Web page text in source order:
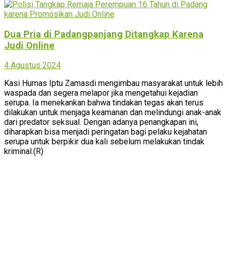
Dua Pria di Padangpanjang Ditangkap Karena
Judi Online
4 Agustus 2024
Kasi Humas Iptu Zamasdi mengimbau masyarakat untuk lebih
waspada dan segera melapor jika mengetahui kejadian
serupa. Ia menekankan bahwa tindakan tegas akan terus
dilakukan untuk menjaga keamanan dan melindungi anak-anak
dari predator seksual. Dengan adanya penangkapan ini,
diharapkan bisa menjadi peringatan bagi pelaku kejahatan
serupa untuk berpikir dua kali sebelum melakukan tindak
kriminal.(R)